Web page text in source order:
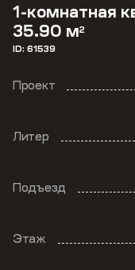
1-комнатная
35.90 м2
ID: 61539
Проект
Литер
Подъезд
Этаж